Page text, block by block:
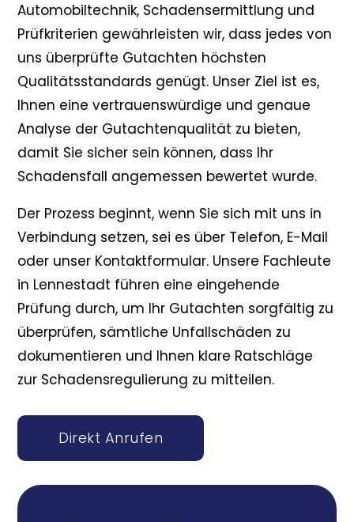
Automobiltechnik, Schadensermittlung und
Prüfkriterien gewährleisten wir, dass jedes von
uns überprüfte Gutachten höchsten
Qualitätsstandards genügt. Unser Ziel ist es,
Ihnen eine vertrauenswürdige und genaue
Analyse der Gutachtenqualität zu bieten,
damit Sie sicher sein können, dass Ihr
Schadensfall angemessen bewertet wurde.
Der Prozess beginnt, wenn Sie sich mit uns in
Verbindung setzen, sei es über Telefon, E-Mail
oder unser Kontaktformular. Unsere Fachleute
in Lennestadt führen eine eingehende
Prüfung durch, um Ihr Gutachten sorgfältig zu
überprüfen, sämtliche Unfallschäden zu
dokumentieren und Ihnen klare Ratschläge
zur Schadensregulierung zu mitteilen.
Direkt Anrufen